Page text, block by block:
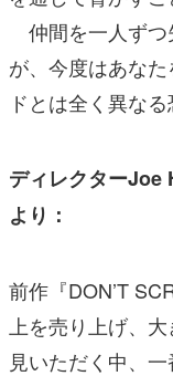
仲間を一人ずつ
が、今度はあな
ドとは全く異な
ディレクターJoe
より：
前作『DON’T
上を売り上げ、
見いただく中、